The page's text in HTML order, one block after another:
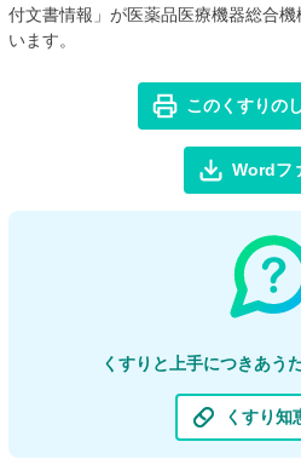
付文書情報」が医薬品医療機器総合
います。
このくすりの
Wordフ
くすりと上手につきあう
くすり知